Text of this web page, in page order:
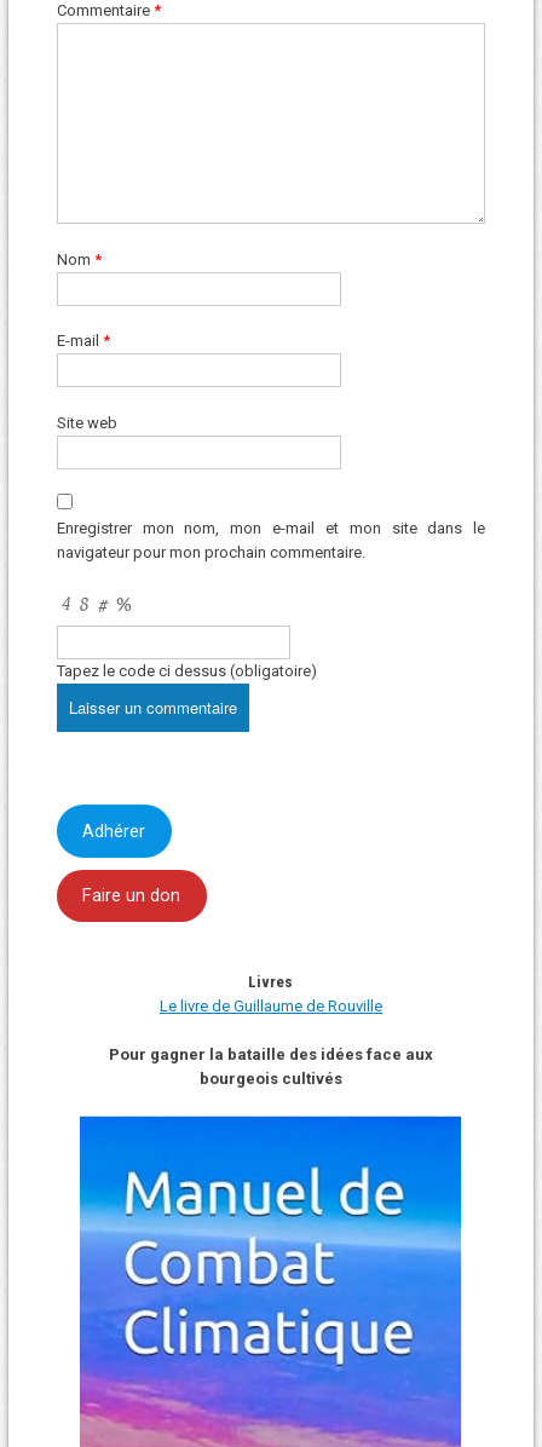
Commentaire *
Nom *
E-mail *
Site web
Enregistrer mon nom, mon e-mail et mon site dans le
navigateur pour mon prochain commentaire.
Tapez le code ci dessus (obligatoire)
Adhérer
Faire un don
Livres
Le livre de Guillaume de Rouville
Pour gagner la bataille des idées face aux
bourgeois cultivés